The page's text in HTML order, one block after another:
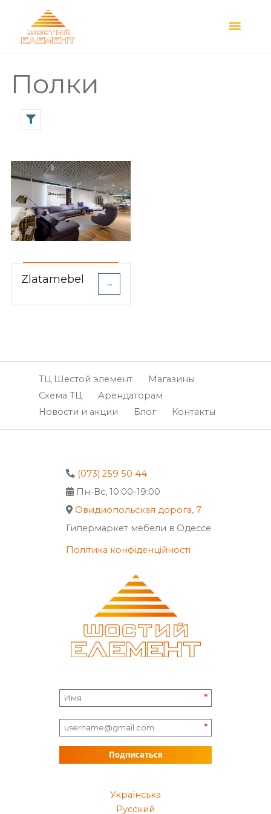
Main
Полки
Zlatamebel →
ТЦ Шестой элемент
Магазины
Схема ТЦ
Арендаторам
Новости и акции
Блог Контакты
(073) 259 50 44
Пн-Вс, 10:00-19:00
Овидиопольская дорога, 7
Гипермаркет мебели в Одессе
Політика конфіденційності
*
*
Подписаться
Українська
Русский